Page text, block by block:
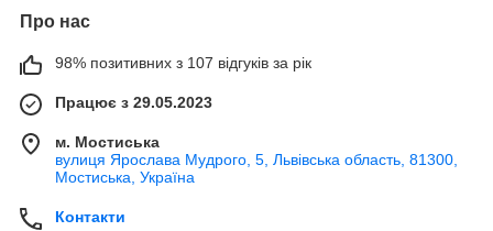
Про нас
98% позитивних з 107 відгуків за рік
Працює з 29.05.2023
м. Мостиська
вулиця Ярослава Мудрого, 5, Львівська область, 81300,
Мостиська, Україна
Контакти